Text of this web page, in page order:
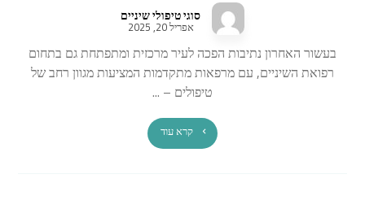
סוגי טיפולי שיניים
אפריל 20, 2025
בעשור האחרון נתיבות הפכה לעיר מרכזית ומתפתחת גם בתחום
רפואת השיניים, עם מרפאות מתקדמות המציעות מגוון רחב של
טיפולים – ...
קרא עוד